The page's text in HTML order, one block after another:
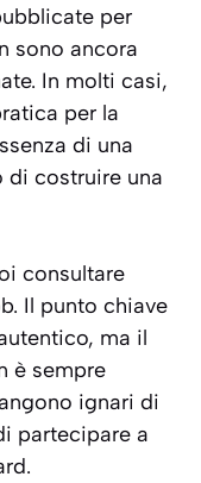
per
sono ancora
In molti casi,
per la
di una
di costruire una
consultare
Il punto chiave
ma il
è sempre
ignari di
partecipare a